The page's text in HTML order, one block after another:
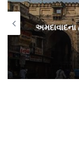
AMCના ક્લીન એર
જાણવા મળ્યું હતું કે,
જમાલપુર એપીએમસી
ઓગણજ સર્કલ, બોપલ-
પર